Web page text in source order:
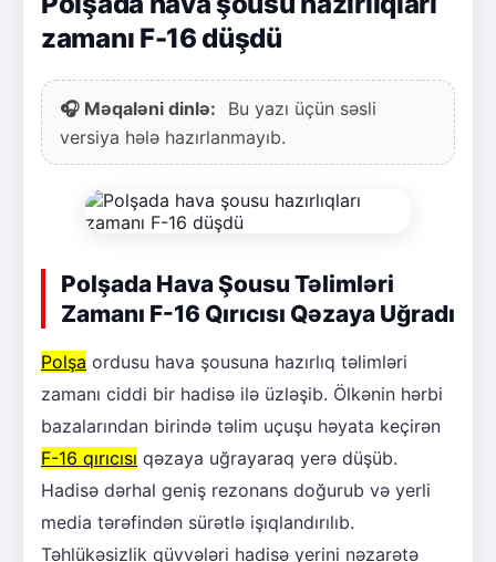
zamanı F-16 düşdü
🎧 Məqaləni dinlə:
Bu yazı üçün səsli
versiya hələ hazırlanmayıb.
Polşada Hava Şousu Təlimləri
Zamanı F-16 Qırıcısı Qəzaya Uğradı
Polşa ordusu hava şousuna hazırlıq təlimləri
zamanı ciddi bir hadisə ilə üzləşib. Ölkənin hərbi
bazalarından birində təlim uçuşu həyata keçirən
F-16 qırıcısı qəzaya uğrayaraq yerə düşüb.
Hadisə dərhal geniş rezonans doğurub və yerli
media tərəfindən sürətlə işıqlandırılıb.
Təhlükəsizlik qüvvələri hadisə yerini nəzarətə